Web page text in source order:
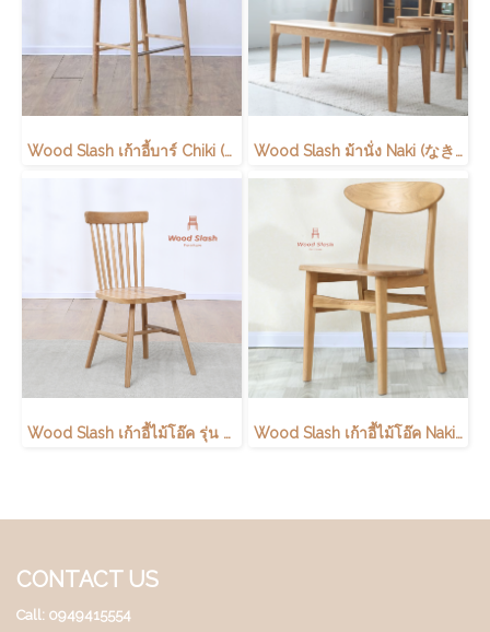
Wood Slash เก้าอี้บาร์ Chiki (ちき) ขนาด 47X47X114 Cm ไม้โอ๊ค Wood Slash ม้านั่ง Naki (なき) ไม้โอ๊ค
Wood Slash เก้าอี้ไม้โอ๊ค รุ่น Riku (りく) 43x47x85 ซม Wood Slash เก้าอี้ไม้โอ๊ค Naki (なき) 40x45x78cm ไม้โอ๊ค ไม่มีเบาะ
CONTACT US
Call: 0949415554